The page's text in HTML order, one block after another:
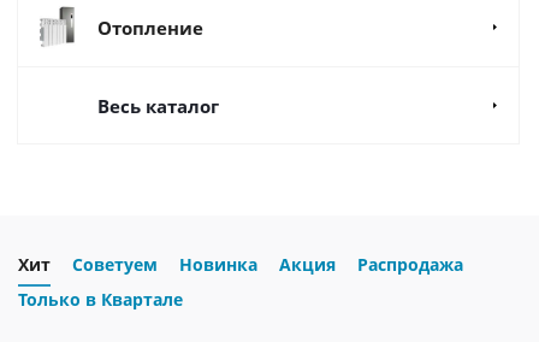
Отопление
Весь каталог
Хит Советуем Новинка Акция
Распродажа
Только в Квартале